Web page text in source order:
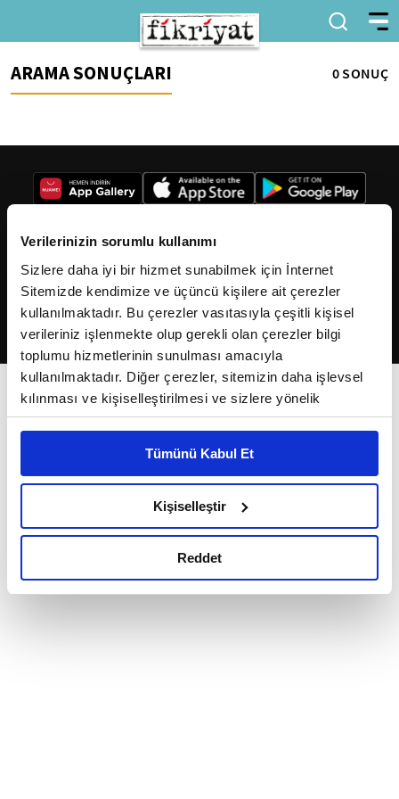
Verilerinizin sorumlu kullanımı
Sizlere daha iyi bir hizmet sunabilmek için İnternet
Sitemizde kendimize ve üçüncü kişilere ait çerezler
kullanılmaktadır. Bu çerezler vasıtasıyla çeşitli kişisel
verileriniz işlenmekte olup gerekli olan çerezler bilgi
toplumu hizmetlerinin sunulması amacıyla
kullanılmaktadır. Diğer çerezler, sitemizin daha işlevsel
kılınması ve kişiselleştirilmesi ve sizlere yönelik
reklam/pazarlama faaliyetlerinin yapılması, amaçlarıyla
Çerezlere ilişkin tercihlerinizi çerez paneli vasıtasıyla
belirleyebilirsiniz. Çerezlere ilişkin detaylı bilgi için
Ayarlar butonuna tıklayabilir,Çerez Bilgilendirme
Metnimizi ziyaret edebilirsiniz.
okumak ve sitemizi ziyaretiniz kapsamında
Tümünü Kabul Et
Kişiselleştir
Reddet
ARAMA SONUÇLARI 0 SONUÇ
2026Fikriyat. Tüm hakları saklıdır.